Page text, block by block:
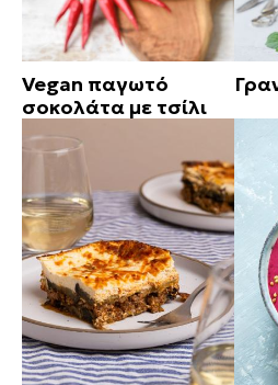
Vegan παγωτό
σοκολάτα με τσίλι